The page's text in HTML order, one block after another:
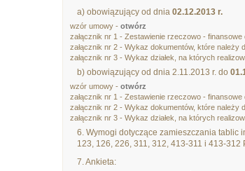
a) obowiązujący od dnia 02.12.2013 r.
wzór umowy - otwórz
załącznik nr 1 - Zestawienie rzeczowo - finansowe
załącznik nr 2 - Wykaz dokumentów, które należy
załącznik nr 3 - Wykaz działek, na których
b) obowiązujący od dnia 2.11.2013 r. do
wzór umowy - otwórz
załącznik nr 1 - Zestawienie rzeczowo - finansowe
załącznik nr 2 - Wykaz dokumentów, które należy
załącznik nr 3 - Wykaz działek, na których
6. Wymogi dotyczące zamieszczania tablic
123, 126, 226, 311, 312, 413-311 i 413-312
7. Ankieta: